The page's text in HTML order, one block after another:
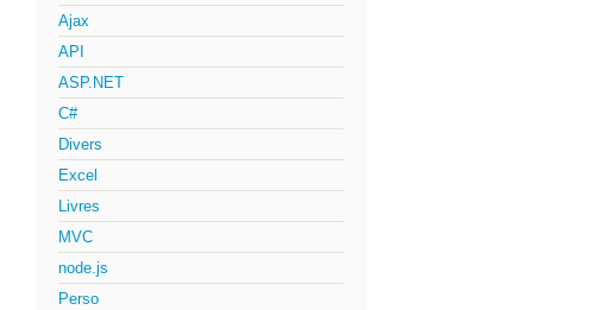
Ajax
API
ASP.NET
C#
Divers
Excel
Livres
MVC
node.js
Perso